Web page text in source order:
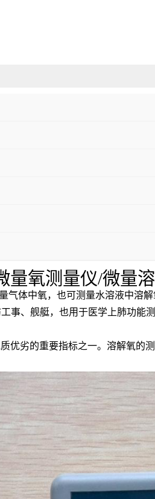
量氧测量仪/微量
体中氧，也可测量水溶液中溶解
、舰艇，也用于医学上肺功能
劣的重要指标之一。溶解氧的